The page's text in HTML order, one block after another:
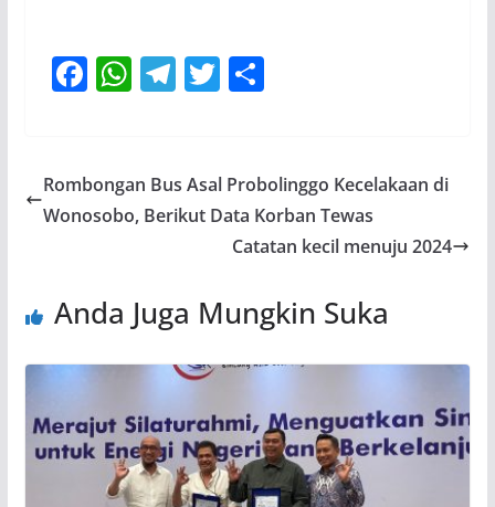
F
b
o
W
s
A
T
gr
a
T
er
S
e
Rombongan Bus Asal Probolinggo Kecelakaan di
Wonosobo, Berikut Data Korban Tewas
Catatan kecil menuju 2024
Anda Juga Mungkin Suka